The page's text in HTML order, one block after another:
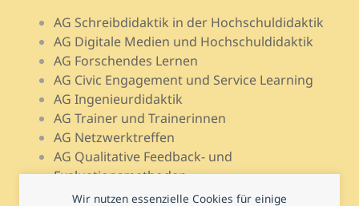
Wir nutzen essenzielle Cookies für einige
AG Schreibdidaktik in der Hochschuldidaktik
AG Digitale Medien und Hochschuldidaktik
AG Forschendes Lernen
AG Civic Engagement und Service Learning
AG Ingenieurdidaktik
AG Trainer und Trainerinnen
AG Netzwerktreffen
AG Qualitative Feedback- und
Evaluationsmethoden
AG Open Teach Ware – Lehrportale